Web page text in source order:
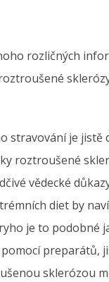
rozličných
stravování je jistě
roztroušené
vědecké
diet by
je to podobné
preparátů,
sklerózou